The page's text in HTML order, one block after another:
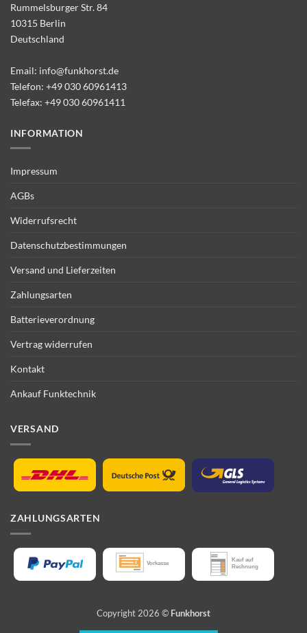
Rummelsburger Str. 84
10315 Berlin
Deutschland
Email: info@funkhorst.de
Telefon: +49 030 60961413
Telefax: +49 030 60961411
INFORMATION
Impressum
AGBs
Widerrufsrecht
Datenschutzbestimmungen
Versand und Lieferzeiten
Zahlungsarten
Batterieverordnung
Vertrag widerrufen
Kontakt
Ankauf Funktechnik
VERSAND
ZAHLUNGSARTEN
Copyright 2026 © Funkhorst